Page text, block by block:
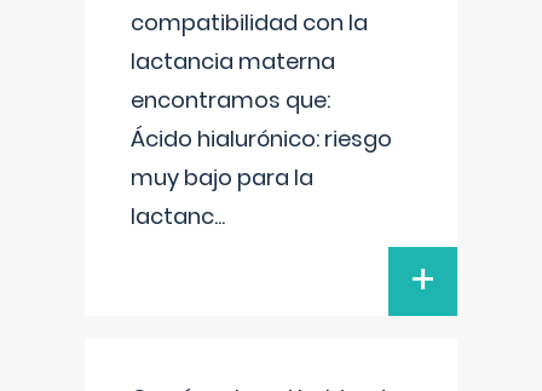
compatibilidad con la
lactancia materna
encontramos que:
Ácido hialurónico: riesgo
muy bajo para la
lactanc...
+